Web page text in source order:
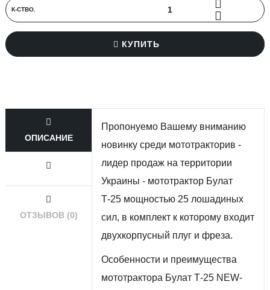
К-СТВО.
КУПИТЬ
ОПИСАНИЕ
ОТЗЫВОВ (0)
Пропонуемо Вашему вниманию
новинку среди мототракторив -
лидер продаж на территории
Украины - мототрактор Булат
Т-25 мощностью 25 лошадиных
сил, в комплект к которому входит
двухкорпусный плуг и фреза.
Особенности и преимущества
мототрактора Булат Т-25 NEW-